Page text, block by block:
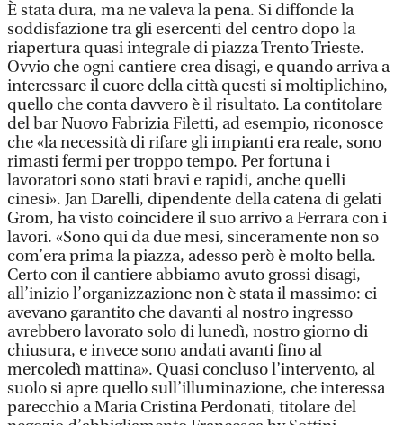
È stata dura, ma ne valeva la pena. Si diffonde la
soddisfazione tra gli esercenti del centro dopo la
riapertura quasi integrale di piazza Trento Trieste.
Ovvio che ogni cantiere crea disagi, e quando arriva a
interessare il cuore della città questi si moltiplichino,
quello che conta davvero è il risultato. La contitolare
del bar Nuovo Fabrizia Filetti, ad esempio, riconosce
che «la necessità di rifare gli impianti era reale, sono
rimasti fermi per troppo tempo. Per fortuna i
lavoratori sono stati bravi e rapidi, anche quelli
cinesi». Jan Darelli, dipendente della catena di gelati
Grom, ha visto coincidere il suo arrivo a Ferrara con i
lavori. «Sono qui da due mesi, sinceramente non so
com’era prima la piazza, adesso però è molto bella.
Certo con il cantiere abbiamo avuto grossi disagi,
all’inizio l’organizzazione non è stata il massimo: ci
avevano garantito che davanti al nostro ingresso
avrebbero lavorato solo di lunedì, nostro giorno di
chiusura, e invece sono andati avanti fino al
mercoledì mattina». Quasi concluso l’intervento, al
suolo si apre quello sull’illuminazione, che interessa
parecchio a Maria Cristina Perdonati, titolare del